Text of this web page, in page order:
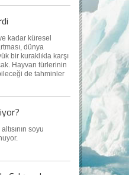
kadar küresel
dünya
bir kuraklıkla karşı
Hayvan türlerinin
de tahminler
soyu